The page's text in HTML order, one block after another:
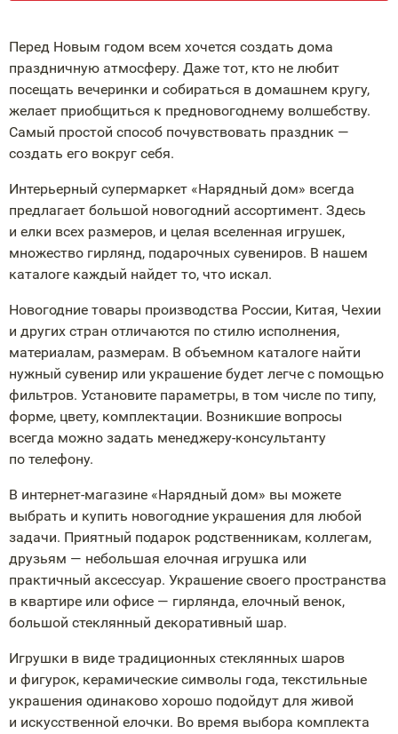
Перед Новым годом всем хочется создать дома
праздничную атмосферу. Даже тот, кто не любит
посещать вечеринки и собираться в домашнем кругу,
желает приобщиться к предновогоднему волшебству.
Самый простой способ почувствовать праздник —
создать его вокруг себя.
Интерьерный супермаркет «Нарядный дом» всегда
предлагает большой новогодний ассортимент. Здесь
и елки всех размеров, и целая вселенная игрушек,
множество гирлянд, подарочных сувениров. В нашем
каталоге каждый найдет то, что искал.
Новогодние товары производства России, Китая, Чехии
и других стран отличаются по стилю исполнения,
материалам, размерам. В объемном каталоге найти
нужный сувенир или украшение будет легче с помощью
фильтров. Установите параметры, в том числе по типу,
форме, цвету, комплектации. Возникшие вопросы
всегда можно задать менеджеру-консультанту
по телефону.
В интернет-магазине «Нарядный дом» вы можете
выбрать и купить новогодние украшения для любой
задачи. Приятный подарок родственникам, коллегам,
друзьям — небольшая елочная игрушка или
практичный аксессуар. Украшение своего пространства
в квартире или офисе — гирлянда, елочный венок,
большой стеклянный декоративный шар.
Игрушки в виде традиционных стеклянных шаров
и фигурок, керамические символы года, текстильные
украшения одинаково хорошо подойдут для живой
и искусственной елочки. Во время выбора комплекта